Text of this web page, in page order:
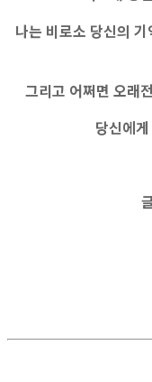
나는 비로소 당신의
그리고 어쩌면 오래
당신에